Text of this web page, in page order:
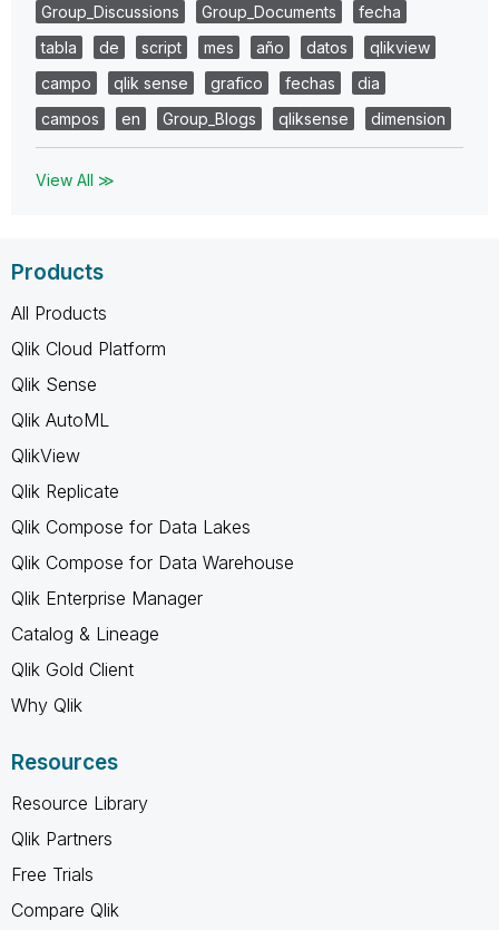
Group_Discussions Group_Documents
fecha
tabla
de script mes año datos
qlikview
campo
qlik sense grafico fechas
dia
campos
en Group_Blogs qliksense dimension
View All ≫
Products
All Products
Qlik Cloud Platform
Qlik Sense
Qlik AutoML
QlikView
Qlik Replicate
Qlik Compose for Data Lakes
Qlik Compose for Data Warehouse
Qlik Enterprise Manager
Catalog & Lineage
Qlik Gold Client
Why Qlik
Resources
Resource Library
Qlik Partners
Free Trials
Compare Qlik